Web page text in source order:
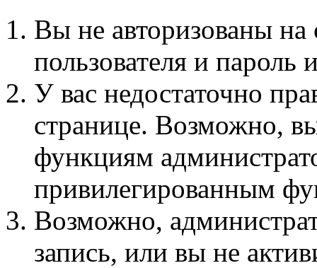
Вы не авторизованы на
пользователя и пароль
У вас недостаточно
странице. Возможно,
функциям
привилегированным
Возможно,
запись, или вы не